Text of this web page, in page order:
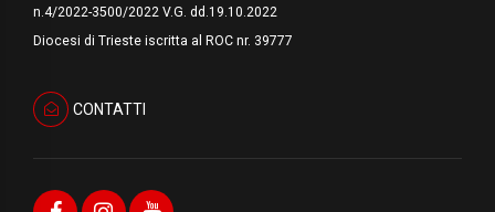
n.4/2022-3500/2022 V.G. dd.19.10.2022
Diocesi di Trieste iscritta al ROC nr. 39777
CONTATTI